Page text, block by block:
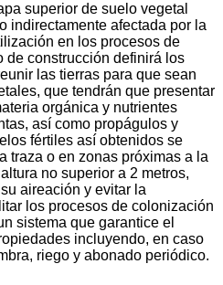
superior de suelo vegetal
indirectamente afectada por la
en los procesos de
de construcción definirá los
las tierras para que sean
que tendrán que presentar
orgánica y nutrientes
así como propágulos y
fértiles así obtenidos se
traza o en zonas próximas a la
no superior a 2 metros,
aireación y evitar la
los procesos de colonización
sistema que garantice el
incluyendo, en caso
riego y abonado periódico.